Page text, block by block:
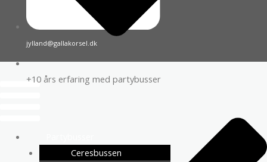
jylland@gallakorsel.dk
Ceresbussen
+10 års erfaring med partybusser